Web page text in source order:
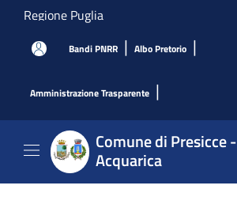
Salta al contenuto principale
Regione Puglia
Bandi PNRR | Albo Pretorio |
Amministrazione Trasparente |
Comune di Presicce -
Acquarica